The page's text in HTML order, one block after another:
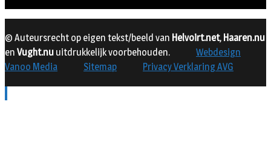
© Auteursrecht op eigen tekst/beeld van Helvoirt.net, Haaren.nu
en Vught.nu uitdrukkelijk voorbehouden.
Webdesign
Vanoo Media
Sitemap Privacy Verklaring AVG